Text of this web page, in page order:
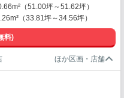
（51.00坪～51.62坪）
（33.81坪～34.56坪）
料)